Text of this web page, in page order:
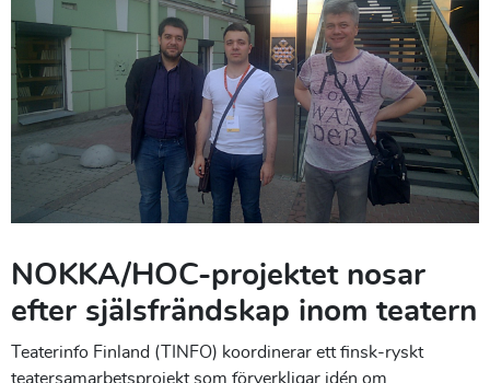
NOKKA/HOC-projektet nosar
efter själsfrändskap inom teatern
Teaterinfo Finland (TINFO) koordinerar ett finsk-ryskt
teatersamarbetsprojekt som förverkligar idén om